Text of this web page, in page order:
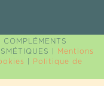
|
Mentions
Politique de